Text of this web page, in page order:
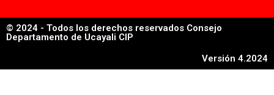
© 2024 - Todos los derechos reservados Consejo
Departamento de Ucayali CIP
Versión 4.2024